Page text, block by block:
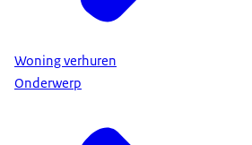
Woning verhuren
Onderwerp